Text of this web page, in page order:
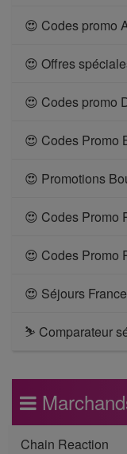
😍 Codes promo
😍 Offres
😍 Codes promo
😍 Codes Promo
😍 Promotions
😍 Codes Promo
😍 Codes Promo
😍 Séjours France
⛷ Comparateur
Chain Reaction